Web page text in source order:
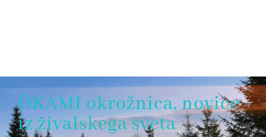
ŌKAMI okrožnica, novice
iz živalskega sveta